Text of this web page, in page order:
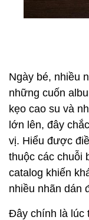
Ngày bé, nhiều
những cuốn
kẹo cao su và
lớn lên, đây
vị. Hiểu được
thuộc các chuỗi
catalog khiến
nhiều nhãn dán
Đây chính là lúc